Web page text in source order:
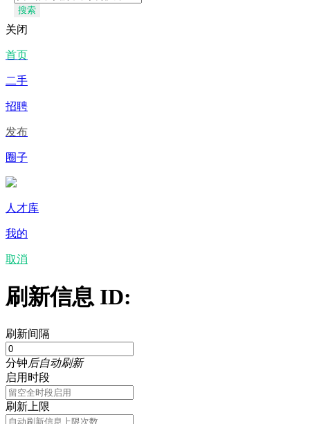
搜索
关闭
首页
二手
招聘
发布
圈子
人才库
我的
取消
刷新信息 ID:
刷新间隔
分钟后自动刷新
启用时段
刷新上限